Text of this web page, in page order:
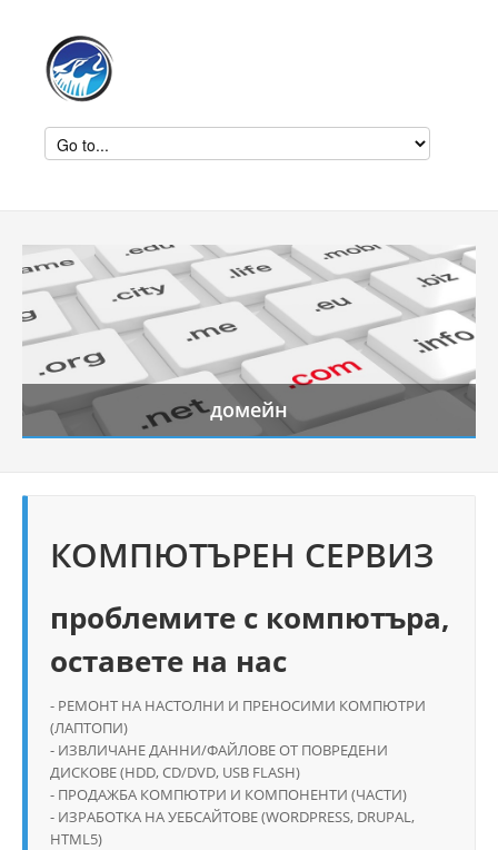
домейн
КОМПЮТЪРЕН СЕРВИЗ
проблемите с компютъра,
оставете на нас
- РЕМОНТ НА НАСТОЛНИ И ПРЕНОСИМИ КОМПЮТРИ
(ЛАПТОПИ)
- ИЗВЛИЧАНЕ ДАННИ/ФАЙЛОВЕ ОТ ПОВРЕДЕНИ
ДИСКОВЕ (HDD, CD/DVD, USB FLASH)
- ПРОДАЖБА КОМПЮТРИ И КОМПОНЕНТИ (ЧАСТИ)
- ИЗРАБОТКА НА УЕБСАЙТОВЕ (WORDPRESS, DRUPAL,
HTML5)